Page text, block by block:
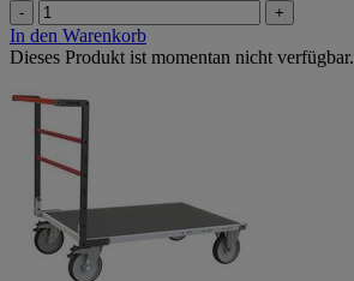
- +
In den Warenkorb
Dieses Produkt ist momentan nicht verfügbar.